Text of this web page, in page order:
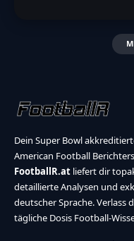
Dein Super Bowl
American Football
FootballR.at liefert dir
detaillierte Analysen und
deutscher Sprache. Verlass
tägliche Dosis Football-